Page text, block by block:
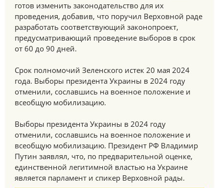
готов изменить законодательство для их
проведения, добавив, что поручил Верховной раде
разработать соответствующий законопроект,
предусматривающий проведение выборов в срок
от 60 до 90 дней.
Срок полномочий Зеленского истек 20 мая 2024
года. Выборы президента Украины в 2024 году
отменили, сославшись на военное положение и
всеобщую мобилизацию.
Выборы президента Украины в 2024 году
отменили, сославшись на военное положение и
всеобщую мобилизацию. Президент РФ Владимир
Путин заявлял, что, по предварительной оценке,
единственной легитимной властью на Украине
является парламент и спикер Верховной рады.